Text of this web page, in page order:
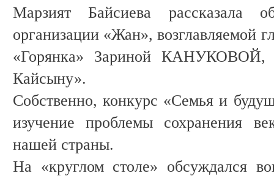
Марзият Байсиева рассказала
организации «Жан», возглавляемой
«Горянка» Зариной
Кайсыну».
Собственно, конкурс «Семья и
изучение проблемы сохранения
нашей страны.
На «круглом столе» обсуждался